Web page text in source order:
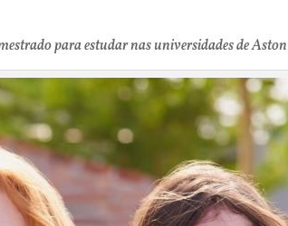
para estudar nas universidades de